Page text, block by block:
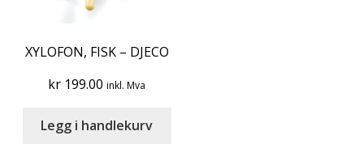
XYLOFON, FISK – DJECO
kr 199.00 inkl. Mva
Legg i handlekurv